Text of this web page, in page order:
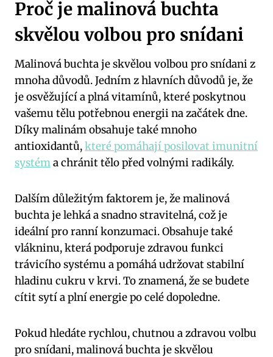
Proč je malinová buchta
skvělou volbou pro snídani
Malinová buchta je skvělou volbou pro snídani z
mnoha důvodů. Jedním z hlavních důvodů je, že
je osvěžující a plná vitamínů, které poskytnou
vašemu tělu potřebnou energii na začátek dne.
Díky malinám obsahuje také mnoho
antioxidantů,které pomáhají posilovat imunitní
systéma chránit tělo před volnými radikály.
Dalším důležitým faktorem je, že malinová
buchta je lehká a snadno stravitelná, což je
ideální pro ranní konzumaci. Obsahuje také
vlákninu, která podporuje zdravou funkci
trávicího systému a pomáhá udržovat stabilní
hladinu cukru v krvi. To znamená, že se budete
cítit sytí a plní energie po celé dopoledne.
Pokud hledáte rychlou, chutnou a zdravou volbu
pro snídani, malinová buchta je skvělou